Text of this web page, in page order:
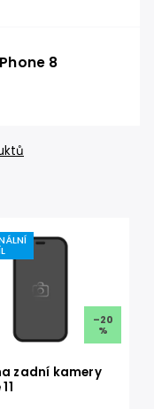
8
–20
%
zadní kamery